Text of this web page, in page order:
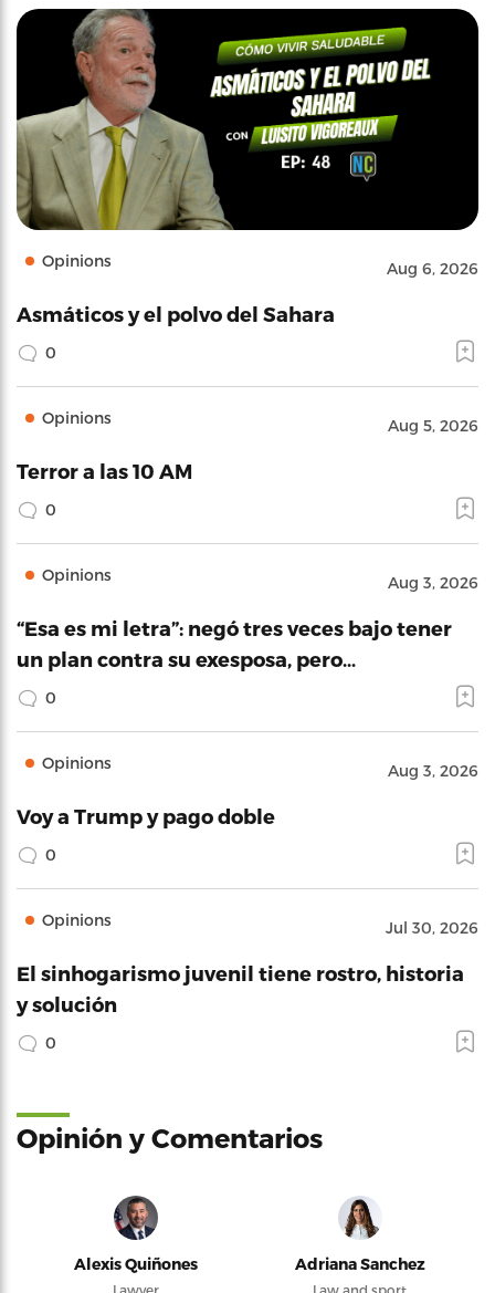
Opinions Aug 6, 2026
Asmáticos y el polvo del Sahara
0
Opinions Aug 5, 2026
Terror a las 10 AM
0
Opinions Aug 3, 2026
“Esa es mi letra”: negó tres veces bajo tener
un plan contra su exesposa, pero…
0
Opinions Aug 3, 2026
Voy a Trump y pago doble
0
Opinions Jul 30, 2026
El sinhogarismo juvenil tiene rostro, historia
y solución
0
Opinión y Comentarios
Alexis Quiñones
Lawyer
Adriana Sanchez
Law and sport